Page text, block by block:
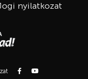
nyilatkozat